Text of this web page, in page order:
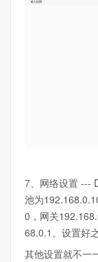
7、网络设置 ---
池为
0，网关
68.0.1。设置好
其他设置就不一